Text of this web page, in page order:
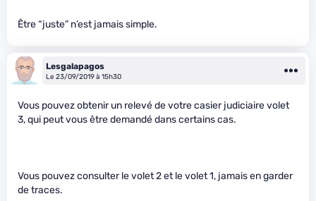
Être “juste” n’est jamais simple.
Lesgalapagos
Le 23/09/2019 à 15h30
Vous pouvez obtenir un relevé de votre casier judiciaire volet
3, qui peut vous être demandé dans certains cas.
Vous pouvez consulter le volet 2 et le volet 1, jamais en garder
de traces.